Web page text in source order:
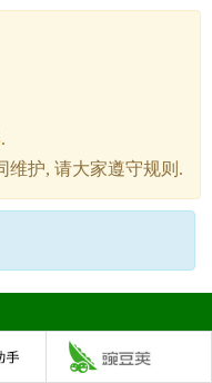
维护, 请大家遵守规则.